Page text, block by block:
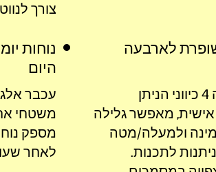
צורך
לארבעה
גלגל הטיה 4 כיווני הניתן
מאפשר גלילה
ולמעלה/מטה
לתכנות.
נוחות
היום
עכבר
משטחי
מספק
לאחר